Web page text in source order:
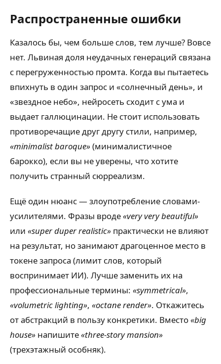
Распространенные ошибки
Казалось бы, чем больше слов, тем лучше? Вовсе
нет. Львиная доля неудачных генераций связана
с перегруженностью промта. Когда вы пытаетесь
впихнуть в один запрос и «солнечный день», и
«звездное небо», нейросеть сходит с ума и
выдает галлюцинации. Не стоит использовать
противоречащие друг другу стили, например,
«minimalist baroque»(минималистичное
барокко), если вы не уверены, что хотите
получить странный сюрреализм.
Ещё один нюанс — злоупотребление словами-
усилителями. Фразы вроде«very very beautiful»
или «super duper realistic» практически не влияют
на результат, но занимают драгоценное место в
токене запроса (лимит слов, который
воспринимает ИИ). Лучше заменить их на
профессиональные термины: «symmetrical»,
«volumetric lighting», «octane render». Откажитесь
от абстракций в пользу конкретики. Вместо«big
house» напишите«three-story mansion»
(трехэтажный особняк).